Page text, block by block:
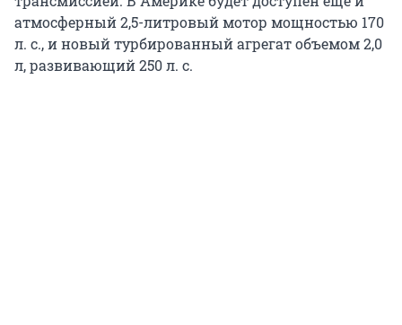
атмосферный 2,5-литровый мотор мощностью 170
л. с., и новый турбированный агрегат объемом 2,0
л, развивающий 250 л. с.